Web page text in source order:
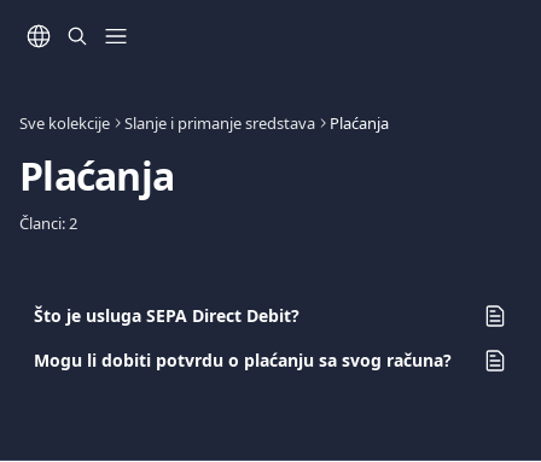
Sve kolekcije Slanje i primanje sredstava Plaćanja
Plaćanja
Članci: 2
Što je usluga SEPA Direct Debit?
Mogu li dobiti potvrdu o plaćanju sa svog računa?